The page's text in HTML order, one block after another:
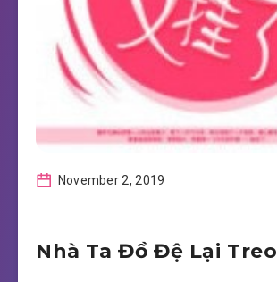
November 2, 2019
Nhà Ta Đồ Đệ Lại Treo